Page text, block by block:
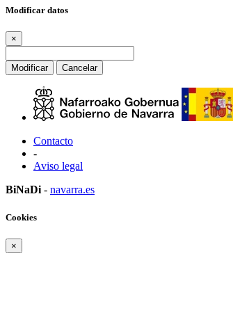
Modificar datos
×
Modificar Cancelar
Contacto
-
Aviso legal
BiNaDi - navarra.es
Cookies
×